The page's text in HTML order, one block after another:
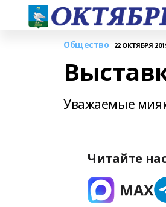
Общество 22 ОКТЯБРЯ
Уважаемые
Читайте